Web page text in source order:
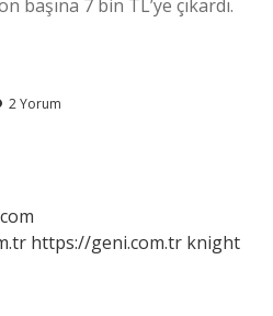
başına 7 bin TL’ye çıkardı.
2 Yorum
https://geni.com.tr knight